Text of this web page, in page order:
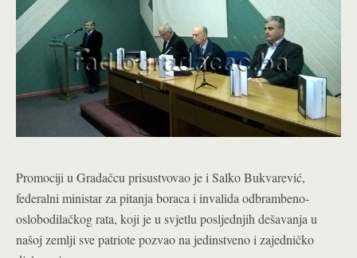
Promociji u Gradačcu prisustvovao je i Salko Bukvarević,
federalni ministar za pitanja boraca i invalida odbrambeno-
oslobodilačkog rata, koji je u svjetlu posljednjih dešavanja u
našoj zemlji sve patriote pozvao na jedinstveno i zajedničko